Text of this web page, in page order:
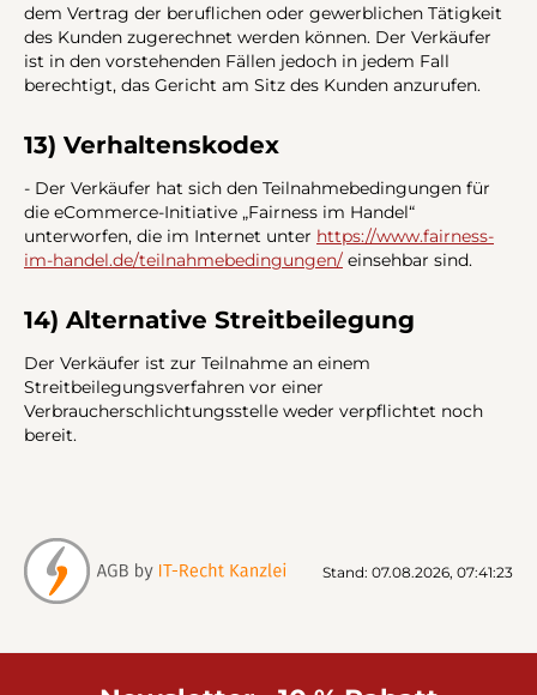
dem Vertrag der beruflichen oder gewerblichen Tätigkeit
des Kunden zugerechnet werden können. Der Verkäufer
ist in den vorstehenden Fällen jedoch in jedem Fall
berechtigt, das Gericht am Sitz des Kunden anzurufen.
13) Verhaltenskodex
- Der Verkäufer hat sich den Teilnahmebedingungen für
die eCommerce-Initiative „Fairness im Handel“
unterworfen, die im Internet unter https://www.fairness-
im-handel.de/teilnahmebedingungen/ einsehbar sind.
14) Alternative Streitbeilegung
Der Verkäufer ist zur Teilnahme an einem
Streitbeilegungsverfahren vor einer
Verbraucherschlichtungsstelle weder verpflichtet noch
bereit.
Stand: 07.08.2026, 07:41:23